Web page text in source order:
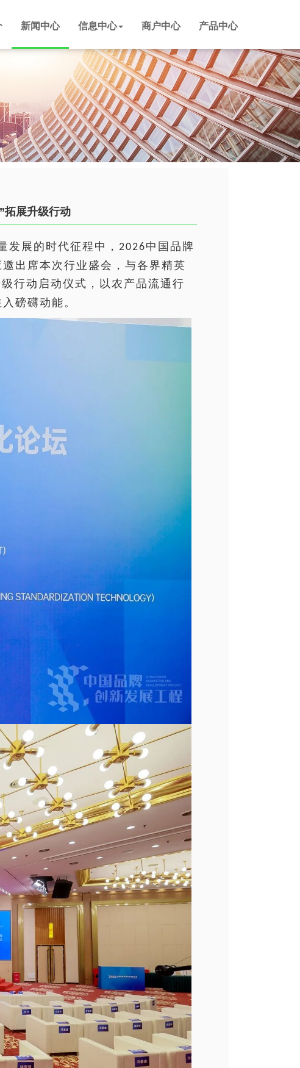
新闻中心 信息中心 商户中心 产品中心
拓展升级行动
发展的时代征程中， 2026中国品牌
出席本次行业盛会，与各界精英
行动启动仪式，以农产品流通行
磅礴动能。